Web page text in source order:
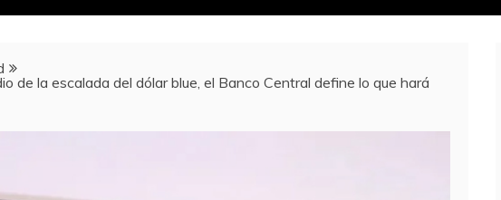
de la escalada del dólar blue, el Banco Central define lo que hará